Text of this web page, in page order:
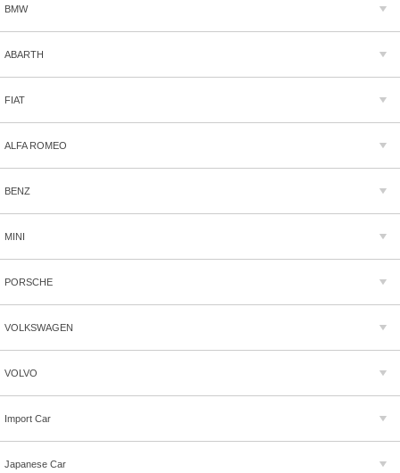
BMW
ABARTH
FIAT
ALFA ROMEO
BENZ
MINI
PORSCHE
VOLKSWAGEN
VOLVO
Import Car
Japanese Car